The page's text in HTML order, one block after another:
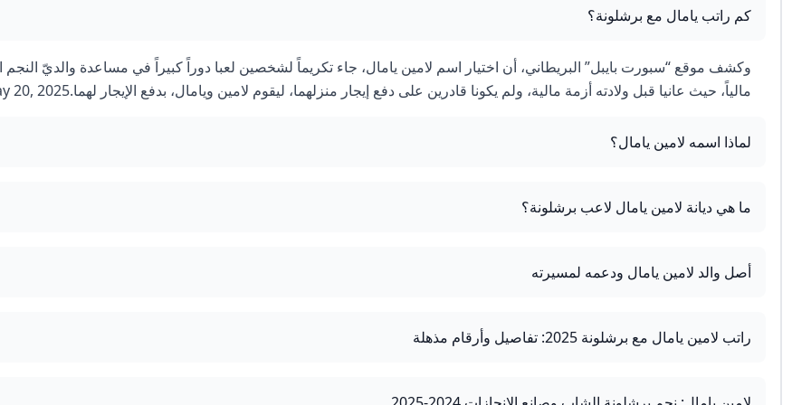
كم راتب يامال مع برشلونة؟
وكشف موقع “سبورت بايبل” البريطاني، أن اختيار اسم لامين يامال، جاء تكريماً لشخصين لعبا دوراً كبيراً في مساعدة والديّ النجم
مالياً، حيث عانيا قبل ولادته أزمة مالية، ولم يكونا قادرين على دفع إيجار منزلهما، ليقوم لامين ويامال، بدفع الإيجار لهما.May 20, 2025
لماذا اسمه لامين يامال؟
ما هي ديانة لامين يامال لاعب برشلونة؟
أصل والد لامين يامال ودعمه لمسيرته
راتب لامين يامال مع برشلونة 2025: تفاصيل وأرقام مذهلة